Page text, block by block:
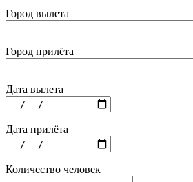
Город вылета
Город прилёта
Дата вылета
Дата прилёта
Количество человек